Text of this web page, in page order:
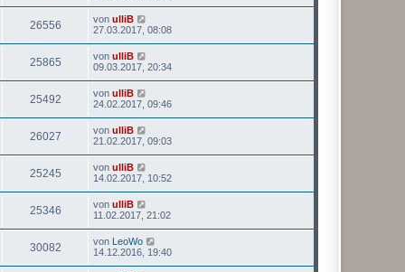
26556 von ulliB
27.03.2017, 08:08
25865 von ulliB
09.03.2017, 20:34
25492 von ulliB
24.02.2017, 09:46
26027 von ulliB
21.02.2017, 09:03
25245 von ulliB
14.02.2017, 10:52
25346 von ulliB
11.02.2017, 21:02
30082 von LeoWo
14.12.2016, 19:40